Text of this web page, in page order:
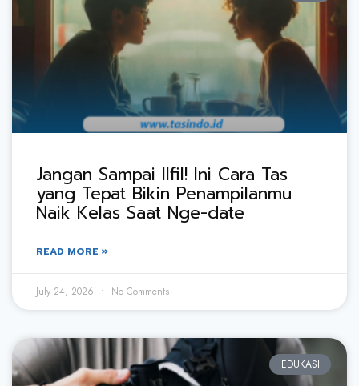
Jangan Sampai Ilfil! Ini Cara Tas
yang Tepat Bikin Penampilanmu
Naik Kelas Saat Nge-date
READ MORE »
July 24, 2026 No Comments
EDUKASI